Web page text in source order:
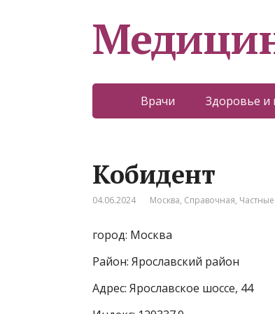
Врачи Здоровье и
Кобидент
04.06.2024 Москва, Справочная,
город: Москва
Район: Ярославский район
Адрес: Ярославское шоссе, 44